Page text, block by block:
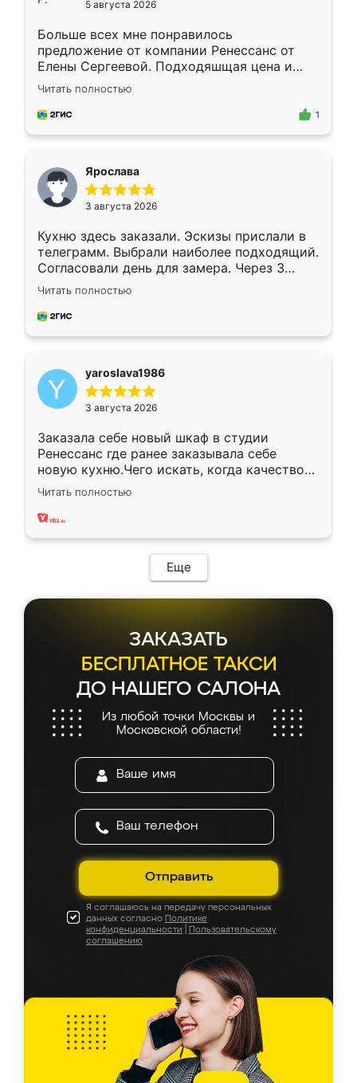
5 августа 2026
Больше всех мне понравилось
предложение от компании Ренессанс от
Елены Сергеевой. Подходяшщая цена и
короткие сроки изготовления. Приехавший
для замера сотрудник Владислав
предложил по моему эскизу самый
Читать полностью
1
Ярослава
3 августа 2026
Кухню здесь заказали. Эскизы прислали в
телеграмм. Выбрали наиболее подходящий.
Согласовали день для замера. Через 3
недели кухня была уже готова. Остались
довольны работой. Спасибо Ренессанс
мебель за качественную работу!
Читать полностью
yaroslava1986
3 августа 2026
Заказала себе новый шкаф в студии
Ренессанс где ранее заказывала себе
новую кухню.Чего искать, когда качеством
вполне довольна. Служит кухня уже почти
два года, нареканий нет.
Читать полностью
Еще
ЗАКАЗАТЬ
БЕСПЛАТНОЕ ТАКСИ
ДО НАШЕГО САЛОНА
Из любой точки Москвы и
Московской области!
Отправить
Я соглашаюсь на передачу персональных
данных согласно Политике
конфиденциальности
Пользовательскому
соглашению